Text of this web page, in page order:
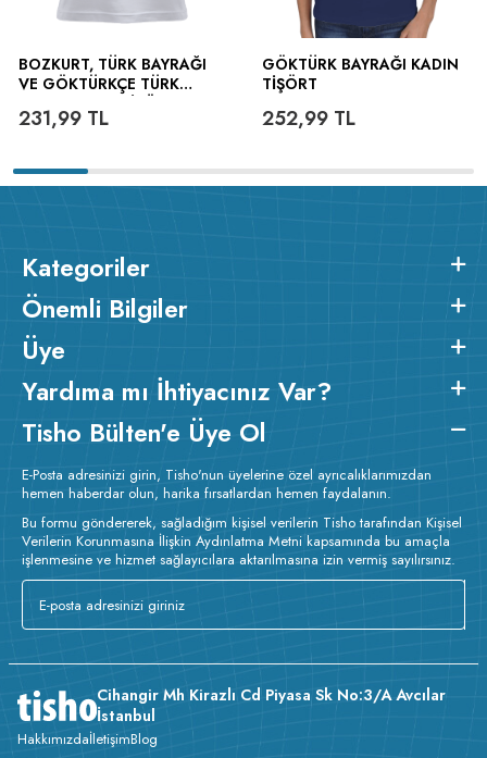
BOZKURT, TÜRK BAYRAĞI
VE GÖKTÜRKÇE TÜRK
231,99 TL
GÖKTÜRK BAYRAĞI KADIN
TIŞÖRT
252,99TL
Kategoriler
Önemli Bilgiler
Üye
Yardıma mı İhtiyacınız Var?
Tisho Bülten'e Üye Ol
E-Posta adresinizi girin, Tisho'nun üyelerine özel ayrıcalıklarımızdan
hemen haberdar olun, harika fırsatlardan hemen faydalanın.
Bu formu göndererek, sağladığım kişisel verilerin Tisho tarafından Kişisel
Verilerin Korunmasına İlişkin Aydınlatma Metni kapsamında bu amaçla
işlenmesine ve hizmet sağlayıcılara aktarılmasına izin vermiş sayılırsınız.
Cihangir Mh Kirazlı Cd Piyasa Sk No:3/A Avcılar
İstanbul
HakkımızdaİletişimBlog